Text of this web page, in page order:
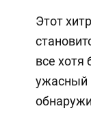
Этот
все хотя
ужасный